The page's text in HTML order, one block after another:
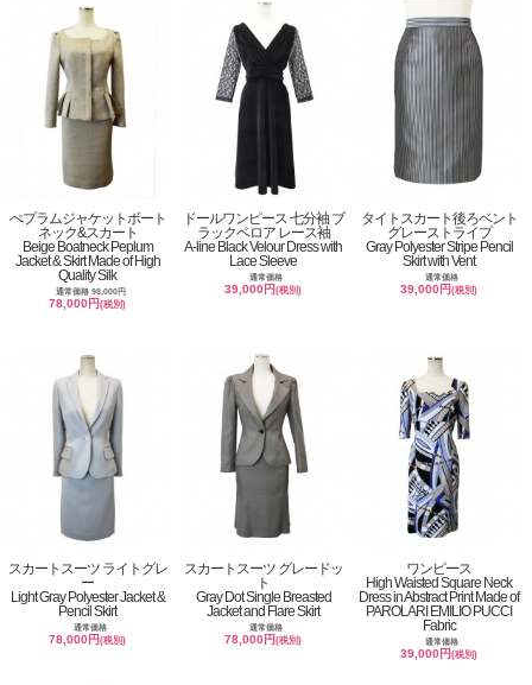
ぺプラムジャケットボート
ネック&スカート
Beige Boatneck Peplum
Jacket & Skirt Made of High
Quality Silk
通常価格 98,000円
78,000円(税別)
ドールワンピース 七分袖 ブ
ラックベロア レース袖
A-line Black Velour Dress with
Lace Sleeve
通常価格
39,000円(税別)
タイトスカート後ろベント
グレーストライプ
Gray Polyester Stripe Pencil
Skirt with Vent
通常価格
39,000円(税別)
スカートスーツ ライトグレ
ー
Light Gray Polyester Jacket &
Pencil Skirt
通常価格
78,000円(税別)
スカートスーツ グレードッ
ト
Gray Dot Single Breasted
Jacket and Flare Skirt
通常価格
78,000円(税別)
ワンピース
High Waisted Square Neck
Dress in Abstract Print Made of
PAROLARI EMILIO PUCCI
Fabric
通常価格
39,000円(税別)